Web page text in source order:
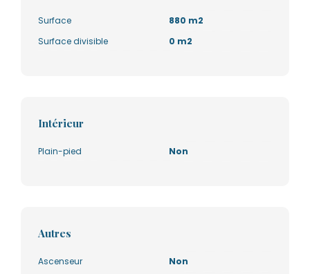
Surface
880 m2
Surface divisible
0 m2
Intérieur
Plain-pied Non
Autres
Ascenseur
Non